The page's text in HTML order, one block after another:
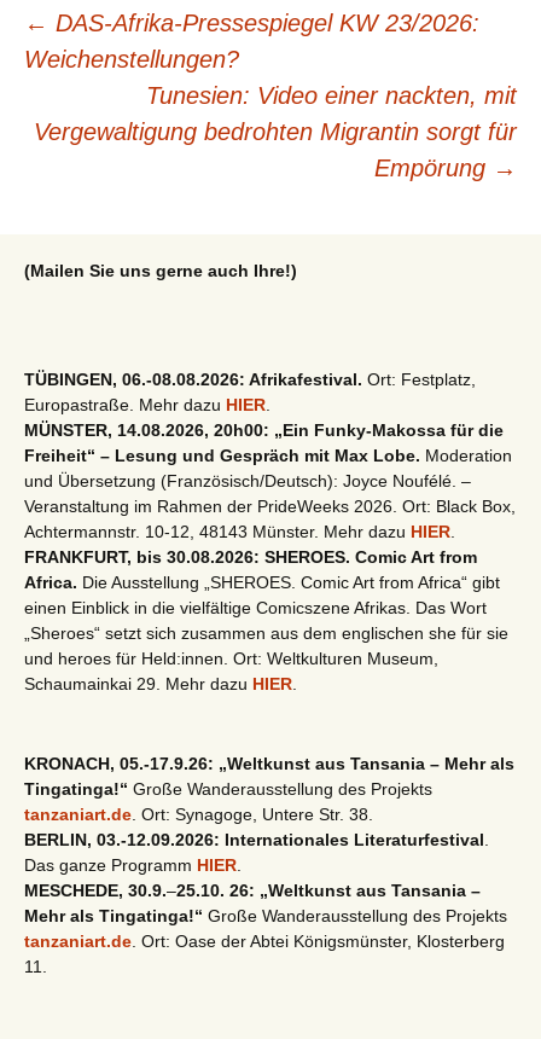
Beitragsnavigation
← DAS-Afrika-Pressespiegel KW 23/2026:
Weichenstellungen?
Tunesien: Video einer nackten, mit
Vergewaltigung bedrohten Migrantin sorgt für
Empörung →
(Mailen Sie uns gerne auch Ihre!)
TÜBINGEN, 06.-08.08.2026: Afrikafestival. Ort: Festplatz,
Europastraße. Mehr dazu HIER
MÜNSTER, 14.08.2026, 20h00: „Ein Funky-Makossa für die
Freiheit“ – Lesung und Gespräch mit Max Lobe. Moderation
und Übersetzung (Französisch/Deutsch): Joyce Noufélé. –
Veranstaltung im Rahmen der PrideWeeks 2026. Ort: Black Box,
Achtermannstr. 10-12, 48143 Münster. Mehr dazu HIER
FRANKFURT, bis 30.08.2026: SHEROES. Comic Art from
Africa. Die Ausstellung „SHEROES. Comic Art from Africa“ gibt
einen Einblick in die vielfältige Comicszene Afrikas. Das Wort
„Sheroes“ setzt sich zusammen aus dem englischen she für sie
und heroes für Held:innen. Ort: Weltkulturen Museum,
Schaumainkai 29. Mehr dazu HIER
KRONACH, 05.-17.9.26: „Weltkunst aus Tansania – Mehr als
Tingatinga!“ Große Wanderausstellung des Projekts
tanzaniart.de . Ort: Synagoge, Untere Str. 38.
BERLIN, 03.-12.09.2026: Internationales Literaturfestival
Das ganze Programm HIER
MESCHEDE, 30.9.–25.10. 26: „Weltkunst aus Tansania –
Mehr als Tingatinga!“ Große Wanderausstellung des Projekts
tanzaniart.de . Ort: Oase der Abtei Königsmünster, Klosterberg
11.